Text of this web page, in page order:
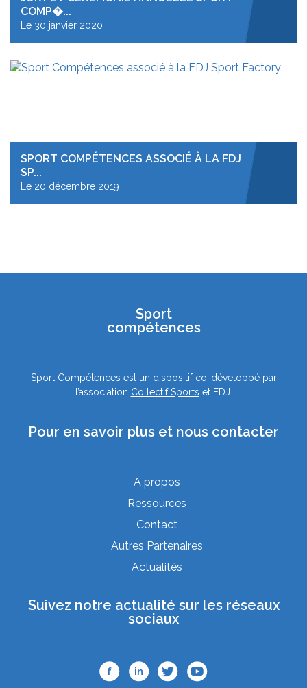
COMP�...
Le 30 janvier 2020
SPORT COMPÉTENCES ASSOCIÉ À LA FDJ
SP...
Le 20 décembre 2019
Sport
compétences
Sport Compétences est un dispositif co-développé par
l’association Collectif Sports et FDJ.
Pour en savoir plus et nous contacter
A propos
Ressources
Contact
Autres Partenaires
Actualités
Suivez notre actualité sur les réseaux
sociaux
f in